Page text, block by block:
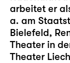
arbeitet er
a. am
Bielefeld,
Theater in
Theater